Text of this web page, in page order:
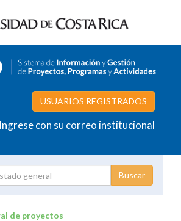
USUARIOS REGISTRADOS
Ingrese con su correo institucional
de proyectos